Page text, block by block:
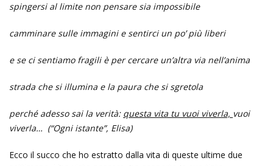
spingersi al limite non pensare sia impossibile
camminare sulle immagini e sentirci un po’ più liberi
e se ci sentiamo fragiliè per cercare un’altra via nell’anima
strada che si illumina e la paura che si sgretola
perché adesso sai la verità: questa vita tu vuoi viverla, vuoi
viverla… (“Ogni istante”, Elisa)
Ecco il succo che ho estratto dalla vita di queste ultime due